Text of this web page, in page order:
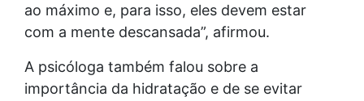
ao máximo e, para isso, eles devem estar
com a mente descansada”, afirmou.
A psicóloga também falou sobre a
importância da hidratação e de se evitar